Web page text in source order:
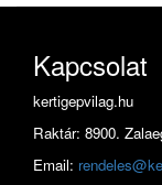
Kapcsolat
kertigepvilag.hu
Raktár: 8900.
Email: